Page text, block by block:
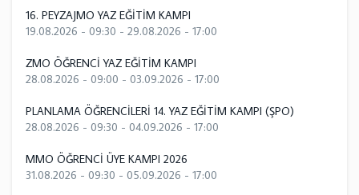
16. PEYZAJMO YAZ EĞİTİM KAMPI
19.08.2026 - 09:30 - 29.08.2026 - 17:00
ZMO ÖĞRENCİ YAZ EĞİTİM KAMPI
28.08.2026 - 09:00 - 03.09.2026 - 17:00
PLANLAMA ÖĞRENCİLERİ 14. YAZ EĞİTİM KAMPI (ŞPO)
28.08.2026 - 09:30 - 04.09.2026 - 17:00
MMO ÖĞRENCİ ÜYE KAMPI 2026
31.08.2026 - 09:30 - 05.09.2026 - 17:00